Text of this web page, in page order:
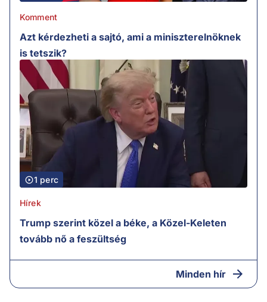
Komment
Azt kérdezheti a sajtó, ami a miniszterelnöknek
is tetszik?
1 perc
Hírek
Trump szerint közel a béke, a Közel-Keleten
tovább nő a feszültség
Minden hír